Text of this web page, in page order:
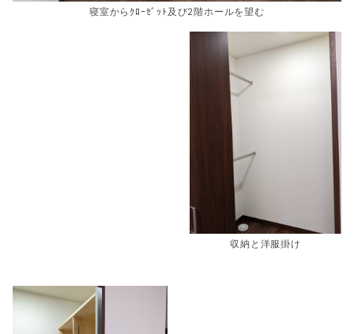
寝室からｸﾛｰｾﾞｯﾄ及び2階ホールを望む
収納と洋服掛け